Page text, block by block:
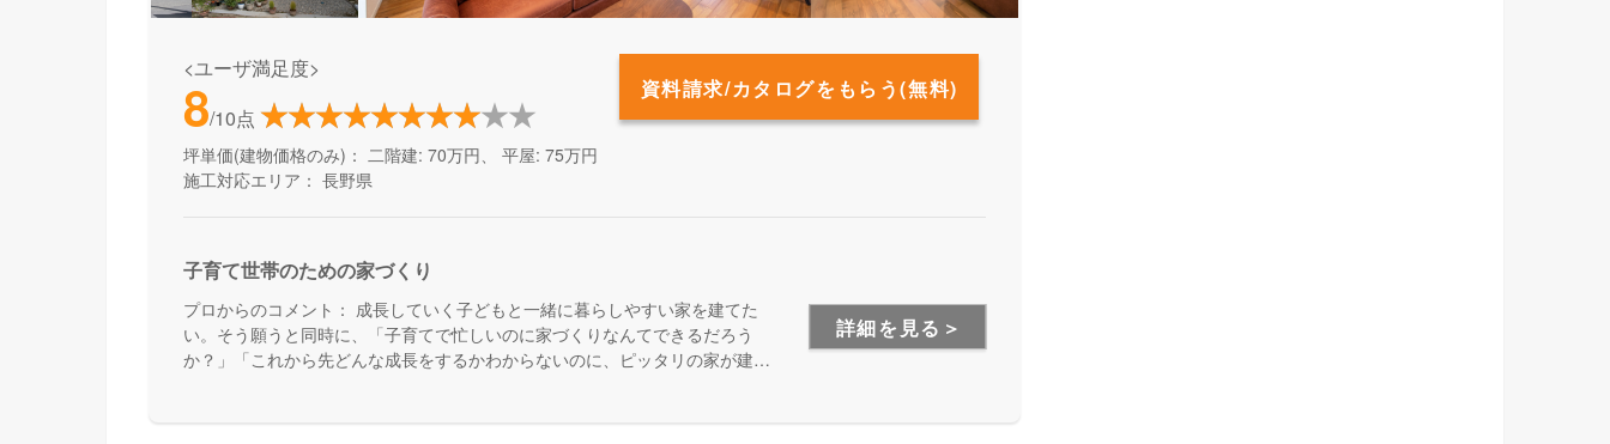
<ユーザ満足度>
8/10点
資料請求/カタログをもらう(無料)
坪単価(建物価格のみ)： 二階建: 70万円、 平屋: 75万円
施工対応エリア： 長野県
子育て世帯のための家づくり
プロからのコメント： 成長していく子どもと一緒に暮らしやすい家を建てた
い。そう願うと同時に、「子育てで忙しいのに家づくりなんてできるだろう
か？」「これから先どんな成長をするかわからないのに、ピッタリの家が建て
詳細を見る＞